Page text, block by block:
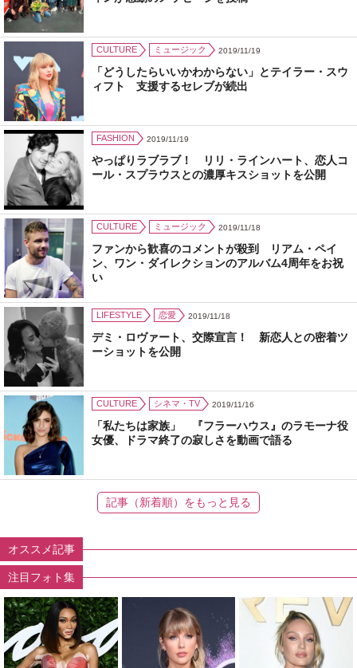
CULTURE ミュージック 2019/11/19
「どうしたらいいかわからない」とテイラー・スウ
ィフト 支援するセレブが続出
FASHION 2019/11/19
やっぱりラブラブ！ リリ・ラインハート、恋人コ
ール・スプラウスとの濃厚キスショットを公開
CULTURE ミュージック 2019/11/18
ファンから歓喜のコメントが殺到 リアム・ペイ
ン、ワン・ダイレクションのアルバム4周年をお祝
い
LIFESTYLE 恋愛 2019/11/18
デミ・ロヴァート、交際宣言！ 新恋人との密着ツ
ーショットを公開
CULTURE シネマ・TV 2019/11/16
「私たちは家族」 『フラーハウス』のラモーナ役
女優、ドラマ終了の寂しさを動画で語る
記事（新着順）をもっと見る
オススメ記事
注目フォト集